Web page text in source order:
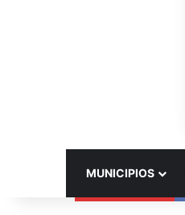
MUNICIPIOS